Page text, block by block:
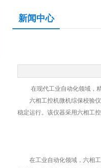
新闻中心
在现代工业自动化领域，精
六相工控机微机综保校验仪
稳定运行。该仪器采用六相工
在工业自动化领域，六相工